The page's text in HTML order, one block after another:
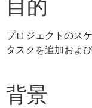
目的
プロジェクトのス
タスクを追加およ
背景